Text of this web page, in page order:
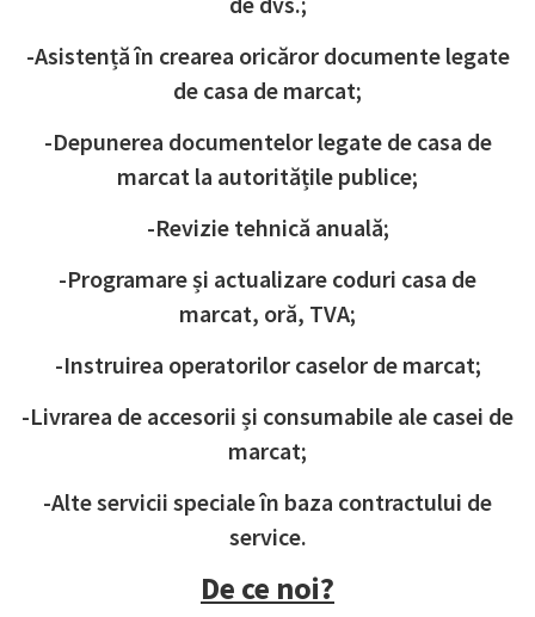
-Asistență în crearea oricăror documente legate
de casa de marcat;
-Depunerea documentelor legate de casa de
marcat la autoritățile publice;
-Revizie tehnică anuală;
-Programare și actualizare coduri casa de
marcat, oră, TVA;
-Instruirea operatorilor caselor de marcat;
-Livrarea de accesorii și consumabile ale casei de
marcat;
-Alte servicii speciale în baza contractului de
service.
De ce noi?